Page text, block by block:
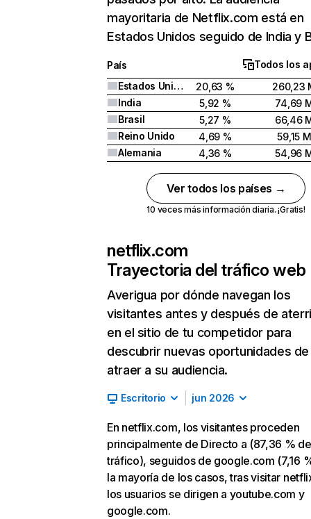
mayoritaria de Netflix.com está en
Estados Unidos seguido de India y
País
Todos los
Estados Unidos
20,63 %
260,23
India
5,92 %
74,69
Brasil
5,27 %
66,46
Reino Unido
4,69 %
59,15 M
Alemania
4,36 % 54,96
Ver todos los países →
10 veces más información diaria. ¡Gratis!
netflix.com
Trayectoria del tráfico web
Averigua por dónde navegan los
visitantes antes y después de
en el sitio de tu competidor para
descubrir nuevas oportunidades de
atraer a su audiencia.
Escritorio jun 2026
En netflix.com, los visitantes proceden
principalmente de Directo a (87,36 % de
tráfico), seguidos de google.com (7,16
la mayoría de los casos, tras visitar
los usuarios se dirigen a youtube.com y
google.com.